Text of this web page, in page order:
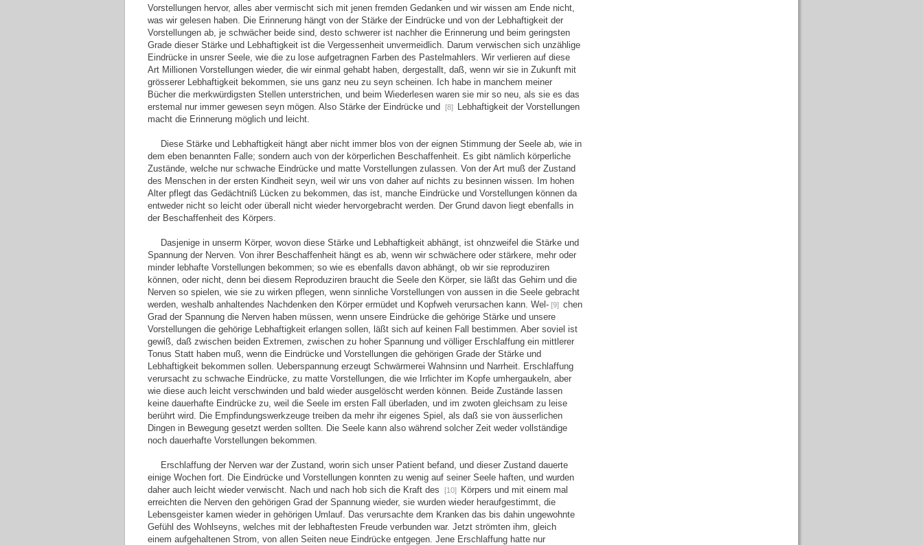
Vorstellungen hervor, alles aber vermischt sich mit jenen fremden Gedanken und wir wissen am Ende nicht,
was wir gelesen haben. Die Erinnerung hängt von der Stärke der Eindrücke und von der Lebhaftigkeit der
Vorstellungen ab, je schwächer beide sind, desto schwerer ist nachher die Erinnerung und beim geringsten
Grade dieser Stärke und Lebhaftigkeit ist die Vergessenheit unvermeidlich. Darum verwischen sich unzählige
Eindrücke in unsrer Seele, wie die zu lose aufgetragnen Farben des Pastelmahlers. Wir verlieren auf diese
Art Millionen Vorstellungen wieder, die wir einmal gehabt haben, dergestallt, daß, wenn wir sie in Zukunft mit
grösserer Lebhaftigkeit bekommen, sie uns ganz neu zu seyn scheinen. Ich habe in manchem meiner
Bücher die merkwürdigsten Stellen unterstrichen, und beim Wiederlesen waren sie mir so neu, als sie es das
erstemal nur immer gewesen seyn mögen. Also Stärke der Eindrücke und
[8]
Lebhaftigkeit der Vorstellungen
macht die Erinnerung möglich und leicht.
Diese Stärke und Lebhaftigkeit hängt aber nicht immer blos von der eignen Stimmung der Seele ab, wie in
dem eben benannten Falle; sondern auch von der körperlichen Beschaffenheit. Es gibt nämlich körperliche
Zustände, welche nur schwache Eindrücke und matte Vorstellungen zulassen. Von der Art muß der Zustand
des Menschen in der ersten Kindheit seyn, weil wir uns von daher auf nichts zu besinnen wissen. Im hohen
Alter pflegt das Gedächtniß Lücken zu bekommen, das ist, manche Eindrücke und Vorstellungen können da
entweder nicht so leicht oder überall nicht wieder hervorgebracht werden. Der Grund davon liegt ebenfalls in
der Beschaffenheit des Körpers.
Dasjenige in unserm Körper, wovon diese Stärke und Lebhaftigkeit abhängt, ist ohnzweifel die Stärke und
Spannung der Nerven. Von ihrer Beschaffenheit hängt es ab, wenn wir schwächere oder stärkere, mehr oder
minder lebhafte Vorstellungen bekommen; so wie es ebenfalls davon abhängt, ob wir sie reproduziren
können, oder nicht, denn bei diesem Reproduziren braucht die Seele den Körper, sie läßt das Gehirn und die
Nerven so spielen, wie sie zu wirken pflegen, wenn sinnliche Vorstellungen von aussen in die Seele gebracht
werden, weshalb anhaltendes Nachdenken den Körper ermüdet und Kopfweh verursachen kann. Wel- [9] chen
Grad der Spannung die Nerven haben müssen, wenn unsere Eindrücke die gehörige Stärke und unsere
Vorstellungen die gehörige Lebhaftigkeit erlangen sollen, läßt sich auf keinen Fall bestimmen. Aber soviel ist
gewiß, daß zwischen beiden Extremen, zwischen zu hoher Spannung und völliger Erschlaffung ein mittlerer
Tonus Statt haben muß, wenn die Eindrücke und Vorstellungen die gehörigen Grade der Stärke und
Lebhaftigkeit bekommen sollen. Ueberspannung erzeugt Schwärmerei Wahnsinn und Narrheit. Erschlaffung
verursacht zu schwache Eindrücke, zu matte Vorstellungen, die wie Irrlichter im Kopfe umhergaukeln, aber
wie diese auch leicht verschwinden und bald wieder ausgelöscht werden können. Beide Zustände lassen
keine dauerhafte Eindrücke zu, weil die Seele im ersten Fall überladen, und im zwoten gleichsam zu leise
berührt wird. Die Empfindungswerkzeuge treiben da mehr ihr eigenes Spiel, als daß sie von äusserlichen
Dingen in Bewegung gesetzt werden sollten. Die Seele kann also während solcher Zeit weder vollständige
noch dauerhafte Vorstellungen bekommen.
Erschlaffung der Nerven war der Zustand, worin sich unser Patient befand, und dieser Zustand dauerte
einige Wochen fort. Die Eindrücke und Vorstellungen konnten zu wenig auf seiner Seele haften, und wurden
daher auch leicht wieder verwischt. Nach und nach hob sich die Kraft des
[10]
Körpers und mit einem mal
erreichten die Nerven den gehörigen Grad der Spannung wieder, sie wurden wieder heraufgestimmt, die
Lebensgeister kamen wieder in gehörigen Umlauf. Das verursachte dem Kranken das bis dahin ungewohnte
Gefühl des Wohlseyns, welches mit der lebhaftesten Freude verbunden war. Jetzt strömten ihm, gleich
einem aufgehaltenen Strom, von allen Seiten neue Eindrücke entgegen. Jene Erschlaffung hatte nur